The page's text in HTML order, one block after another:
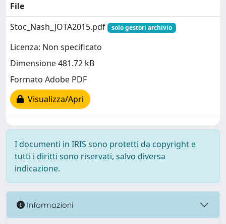
File
Stoc_Nash_JOTA2015.pdf
solo gestori archivio
Licenza: Non specificato
Dimensione 481.72 kB
Formato Adobe PDF
Visualizza/Apri
I documenti in IRIS sono protetti da copyright e
tutti i diritti sono riservati, salvo diversa
indicazione.
Informazioni